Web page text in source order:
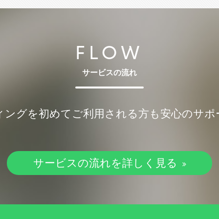
FLOW
サービスの流れ
ングを初めてご利用される方も安心のサポ
サービスの流れを詳しく見る